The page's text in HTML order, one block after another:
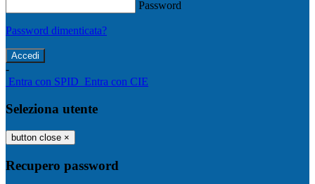
Password
Password dimenticata?
-
Entra con SPID Entra con CIE
Seleziona utente
button close ×
Recupero password